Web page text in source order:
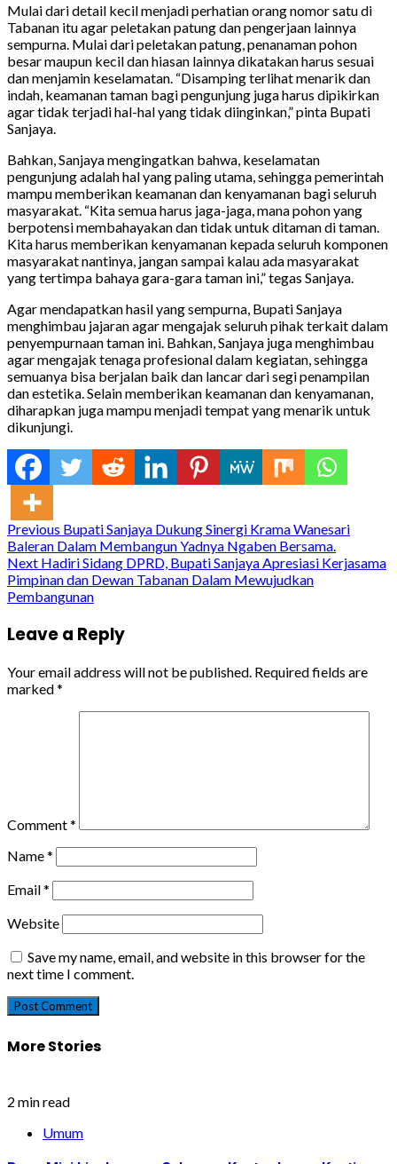
Mulai dari detail kecil menjadi perhatian orang nomor satu di
Tabanan itu agar peletakan patung dan pengerjaan lainnya
sempurna. Mulai dari peletakan patung, penanaman pohon
besar maupun kecil dan hiasan lainnya dikatakan harus sesuai
dan menjamin keselamatan. “Disamping terlihat menarik dan
indah, keamanan taman bagi pengunjung juga harus dipikirkan
agar tidak terjadi hal-hal yang tidak diinginkan,” pinta Bupati
Sanjaya.
Bahkan, Sanjaya mengingatkan bahwa, keselamatan
pengunjung adalah hal yang paling utama, sehingga pemerintah
mampu memberikan keamanan dan kenyamanan bagi seluruh
masyarakat. “Kita semua harus jaga-jaga, mana pohon yang
berpotensi membahayakan dan tidak untuk ditaman di taman.
Kita harus memberikan kenyamanan kepada seluruh komponen
masyarakat nantinya, jangan sampai kalau ada masyarakat
yang tertimpa bahaya gara-gara taman ini,” tegas Sanjaya.
Agar mendapatkan hasil yang sempurna, Bupati Sanjaya
menghimbau jajaran agar mengajak seluruh pihak terkait dalam
penyempurnaan taman ini. Bahkan, Sanjaya juga menghimbau
agar mengajak tenaga profesional dalam kegiatan, sehingga
semuanya bisa berjalan baik dan lancar dari segi penampilan
dan estetika. Selain memberikan keamanan dan kenyamanan,
diharapkan juga mampu menjadi tempat yang menarik untuk
dikunjungi.
Continue
Reading
Previous Bupati Sanjaya Dukung Sinergi Krama Wanesari
Baleran Dalam Membangun Yadnya Ngaben Bersama.
Next Hadiri Sidang DPRD, Bupati Sanjaya Apresiasi Kerjasama
Pimpinan dan Dewan Tabanan Dalam Mewujudkan
Pembangunan
Leave a Reply
Your email address will not be published. Required fields are
marked*
Comment*
Name*
Email*
Website
Save my name, email, and website in this browser for the
next time I comment.
More Stories
2 min read
Umum